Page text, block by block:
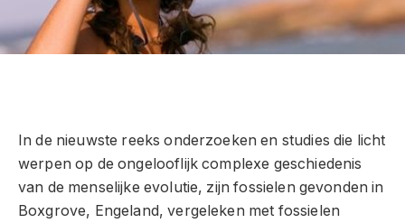
In de nieuwste reeks onderzoeken en studies die licht
werpen op de ongelooflijk complexe geschiedenis
van de menselijke evolutie, zijn fossielen gevonden in
Boxgrove, Engeland, vergeleken met fossielen